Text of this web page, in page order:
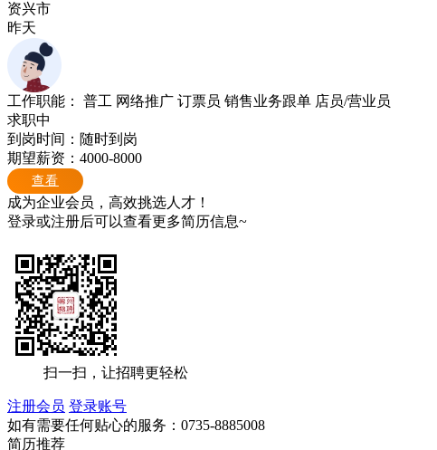
资兴市
昨天
工作职能： 普工 网络推广 订票员 销售业务跟单 店员/营业员
求职中
到岗时间：随时到岗
期望薪资：4000-8000
查看
成为企业会员，高效挑选人才！
登录或注册后可以查看更多简历信息~
扫一扫，让招聘更轻松
注册会员 登录账号
如有需要任何贴心的服务： 0735-8885008
简历推荐